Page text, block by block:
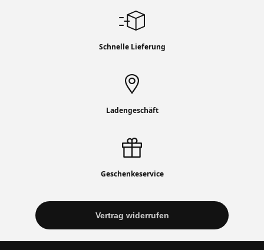
Schnelle Lieferung
Ladengeschäft
Geschenkeservice
Vertrag widerrufen